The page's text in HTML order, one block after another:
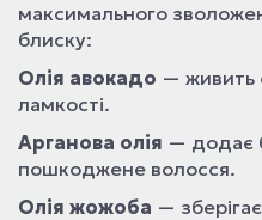
максимального
блиску:
Олія авокадо — живить
ламкості.
Арганова олія — додає
пошкоджене волосся.
Олія жожоба —